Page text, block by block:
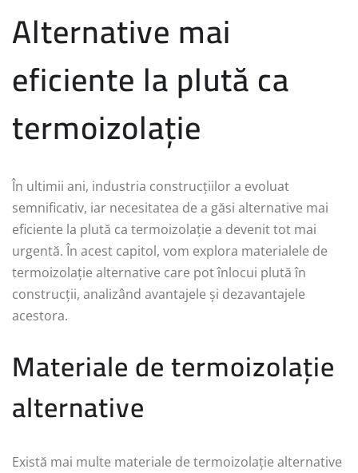
Alternative mai
eficiente la plută ca
termoizolație
În ultimii ani, industria construcțiilor a evoluat
semnificativ, iar necesitatea de a găsi alternative mai
eficiente la plută ca termoizolație a devenit tot mai
urgentă. În acest capitol, vom explora materialele de
termoizolație alternative care pot înlocui plută în
construcții, analizând avantajele și dezavantajele
acestora.
Materiale de termoizolație
alternative
Există mai multe materiale de termoizolație alternative